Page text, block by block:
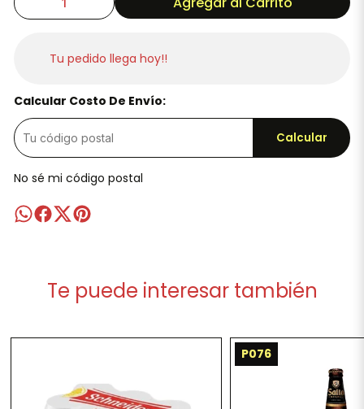
Tu pedido llega hoy!!
Calcular Costo De Envío:
Calcular
No sé mi código postal
Te puede interesar también
P076